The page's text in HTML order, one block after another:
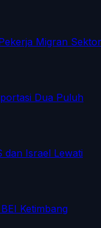
Migran Sektor
Dua Puluh
dan Israel Lewati
Ketimbang